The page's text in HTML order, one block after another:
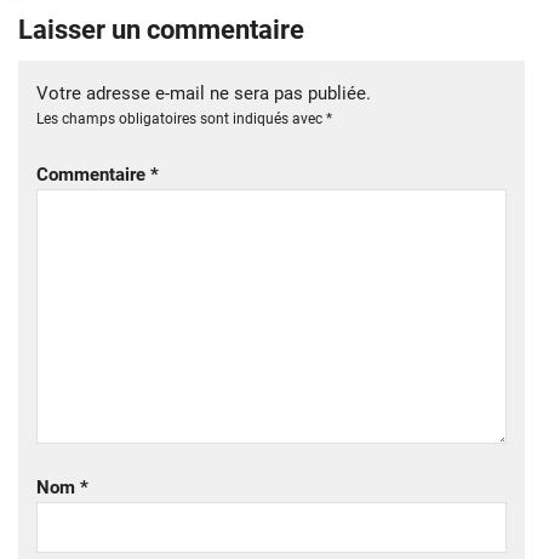
Laisser un commentaire
Votre adresse e-mail ne sera pas publiée.
Les champs obligatoires sont indiqués avec *
Commentaire *
Nom *